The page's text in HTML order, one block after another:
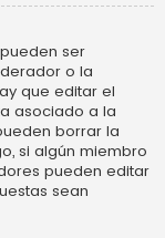
ser
o la
que editar el
asociado a la
borrar la
si algún miembro
pueden editar
sean